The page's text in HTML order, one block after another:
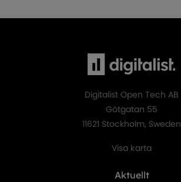
Digitalist Open Tech AB
Götgatan 55
11621 Stockholm, Sweden
Visa karta
Aktuellt